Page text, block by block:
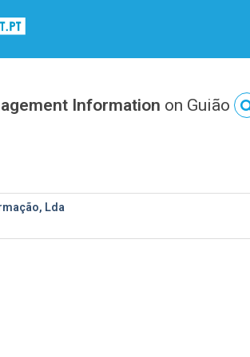
Information on Guião
Lda